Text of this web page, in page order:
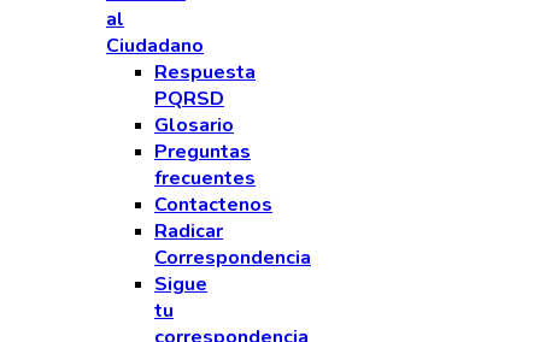
al
Ciudadano
Respuesta
PQRSD
Glosario
Preguntas
frecuentes
Contactenos
Radicar
Correspondencia
Sigue
tu